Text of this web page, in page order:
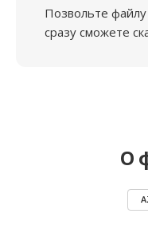
Позвольте
сразу сможете
О